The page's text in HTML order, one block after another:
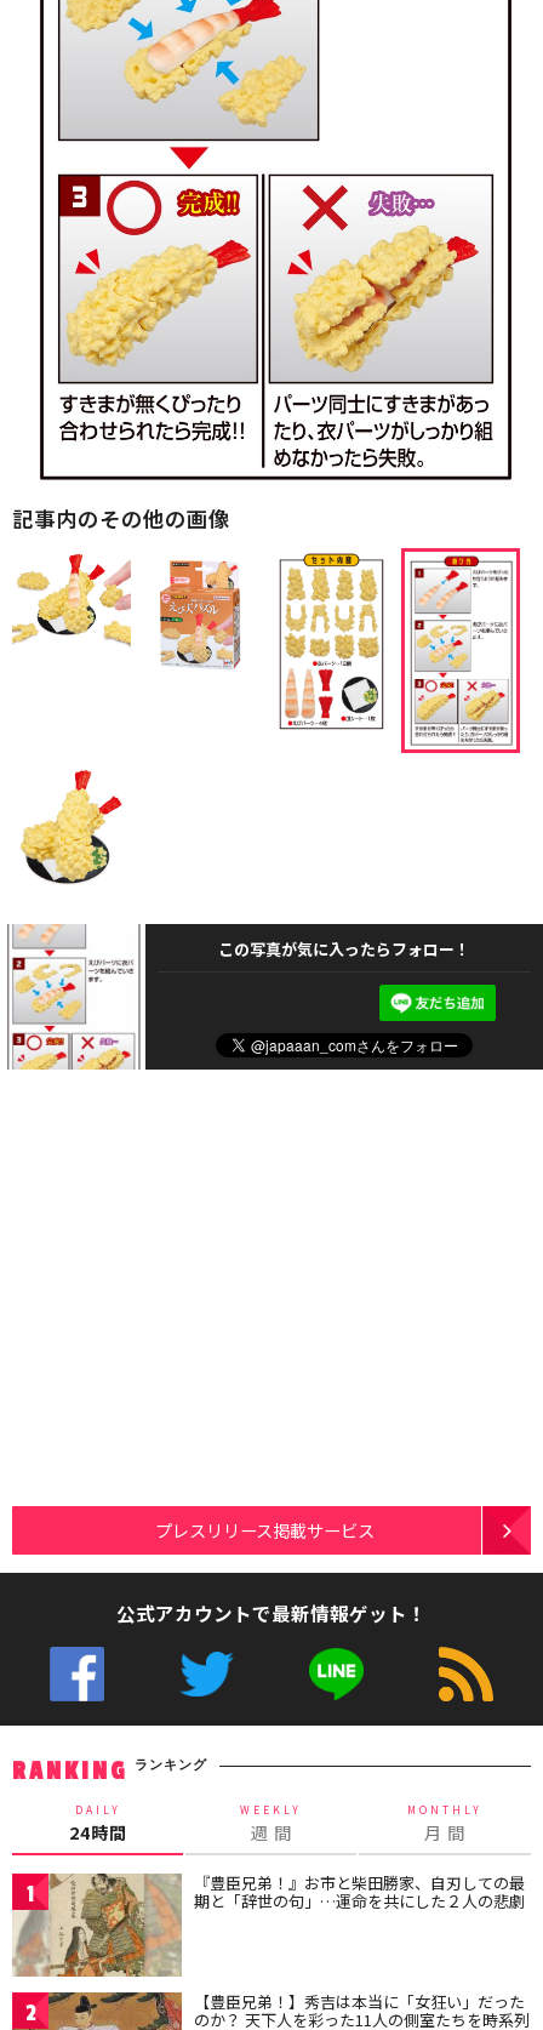
記事内のその他の画像
この写真が気に入ったらフォロー！
プレスリリース掲載サービス
公式アカウントで最新情報ゲット！
RANKING ランキング
DAILY
24時間
WEEKLY
週 間
MONTHLY
月 間
1 『豊臣兄弟！』お市と柴田勝家、自刃しての最
期と「辞世の句」…運命を共にした２人の悲劇
2 【豊臣兄弟！】秀吉は本当に「女狂い」だった
のか？ 天下人を彩った11人の側室たちを時系列